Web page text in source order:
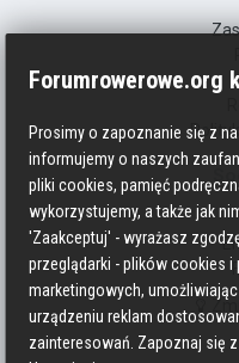
Forumrowerowe.org
Prosimy o zapoznanie się z
informujemy o naszych
pliki cookies, pamięć
wykorzystujemy, a także jak
'Zaakceptuj' - wyrażasz
przeglądarki - plików cookies
marketingowych,
urządzeniu reklam
zainteresowań. Zapoznaj się